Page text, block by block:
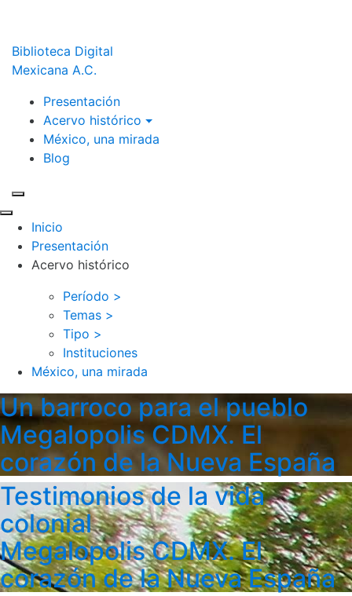
Biblioteca Digital
Mexicana A.C.
Presentación
Acervo histórico
México, una mirada
Blog
Inicio
Presentación
Acervo histórico
Período >
Temas >
Tipo >
Instituciones
México, una mirada
Un barroco para el pueblo
Megalopolis CDMX. El
corazón de la Nueva España
Testimonios de la vida
colonial
Megalopolis CDMX. El
corazón de la Nueva España